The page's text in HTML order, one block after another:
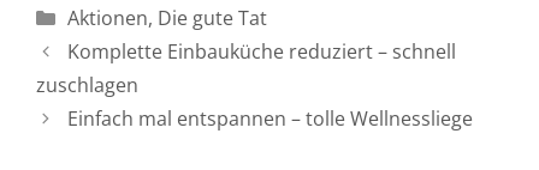
Kategorien
Aktionen, Die gute Tat
Komplette Einbauküche reduziert – schnell
zuschlagen
Einfach mal entspannen – tolle Wellnessliege